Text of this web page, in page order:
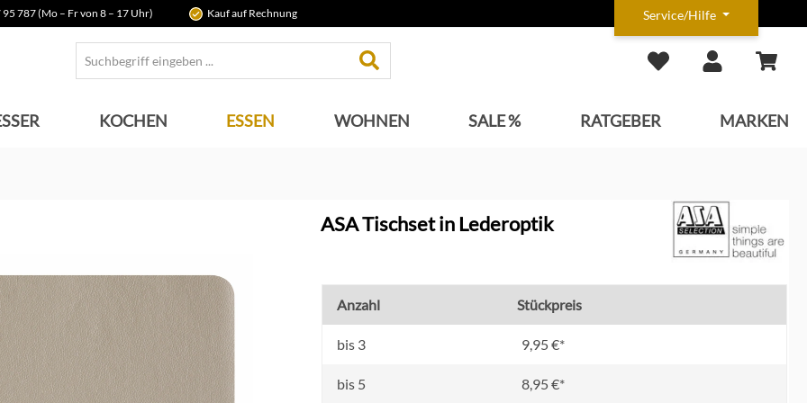
787 (Mo – Fr von 8 – 17 Uhr) Kauf auf Rechnung Service/Hilfe
KOCHEN ESSEN WOHNEN SALE % RATGEBER MARKEN
ASA Tischset in Lederoptik
Anzahl Stückpreis
bis 3 9,95 €*
bis 5 8,95 €*